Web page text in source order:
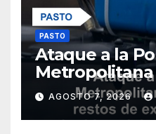
PASTO
Ataque a la
Metropolitana
restos de
heridos ni
AGOSTO 7, 2026